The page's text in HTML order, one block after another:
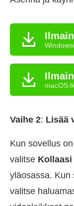
Vaihe 2: Lisää
Kun sovellus
valitse Kollaasi
yläosassa. Kun
valitse